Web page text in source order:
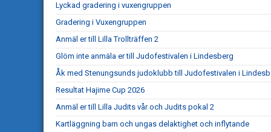
Lyckad gradering i vuxengruppen
Gradering i Vuxengruppen
Anmäl er till Lilla Trollträffen 2
Glöm inte anmäla er till Judofestivalen i Lindesberg
Åk med Stenungsunds judoklubb till Judofestivalen i
Resultat Hajime Cup 2026
Anmäl er till Lilla Judits vår och Judits pokal 2
Kartläggning barn och ungas delaktighet och inflytande